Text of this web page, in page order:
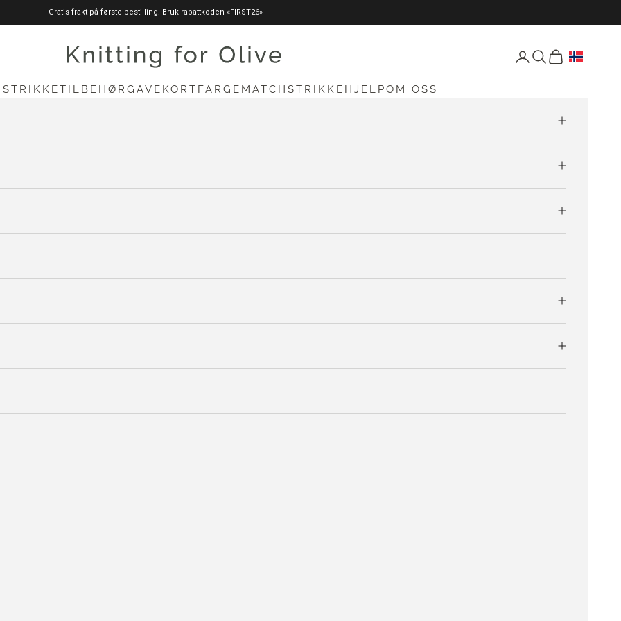
Gratis frakt på første bestilling. Bruk rabattkoden «FIRST26»
knittingforolive.com Åpne konto-siden
Åpne søk
Åpen vogn
STRIKKETILBEHØR GAVEKORT FARGEMATCH STRIKKEHJELPOM OSS